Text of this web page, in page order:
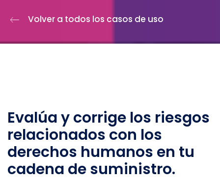
Volver a todos los casos de uso
Evalúa y corrige los riesgos
relacionados con los
derechos humanos en tu
cadena de suministro.